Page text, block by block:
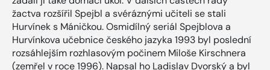
žactva rozšířil Spejbl a svéráznými učiteli se stali
Hurvínek s Máničkou. Osmidílný seriál Spejblova a
Hurvínkova učebnice českého jazyka 1993 byl poslední
rozsáhlejším rozhlasovým počinem Miloše Kirschnera
(zemřel v roce 1996). Napsal ho Ladislav Dvorský a byl